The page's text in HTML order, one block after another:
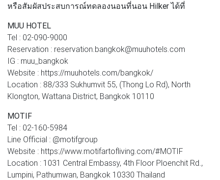
หรือสัมผัสประสบการณ์ทดลองนอนที่นอน Hilker ได้ที่
MUU HOTEL
Tel : 02-090-9000
Reservation : reservation.bangkok@muuhotels.com
IG : muu_bangkok
Website : https://muuhotels.com/bangkok/
Location : 88/333 Sukhumvit 55, (Thong Lo Rd), North
Klongton, Wattana District, Bangkok 10110
MOTIF
Tel : 02-160-5984
Line Official : @motifgroup
Website : https://www.motifartofliving.com/#MOTIF
Location : 1031 Central Embassy, 4th Floor Ploenchit Rd.,
Lumpini, Pathumwan, Bangkok 10330 Thailand